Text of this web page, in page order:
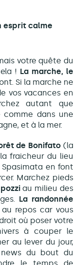
esprit calme
votre quête du
! La marche, le
Si la marche ne
vos vacances en
autant que
comme dans une
et à la mer.
de Bonifato (la
fraicheur du lieu
en font
Marchez pieds
au milieu des
La randonnée
repos car vous
où poser votre
à couper le
au lever du jour,
du bout du
le temps de